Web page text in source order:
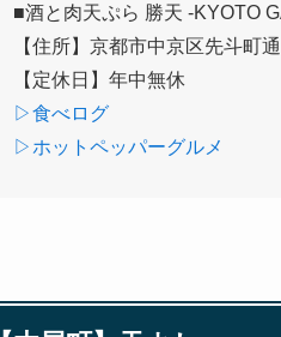
■酒と肉天ぷら 勝天 -KYOTO
【住所】京都市中京区先斗町
【定休日】年中無休
▷食べログ
▷ホットペッパーグルメ